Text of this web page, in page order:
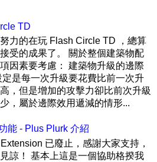
TD
力的在玩 Flash Circle TD ，總算
受的成果了。 關於整個建築物配
因素要考慮： 建築物升級的邊際
是每一次升級要花費比前一次升
，但是增加的攻擊力卻比前次升級
，屬於邊際效用遞減的情形...
能 - Plus Plurk 介紹
已廢止，感謝大家支持，
諒！ 基本上這是一個協助格揆我